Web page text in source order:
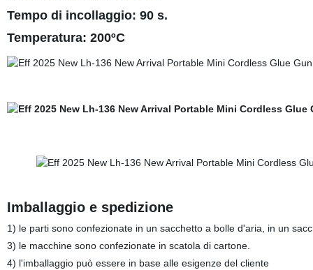
Tempo di incollaggio: 90 s.
Temperatura: 200ºC
Imballaggio e spedizione
1) le parti sono confezionate in un sacchetto a bolle d'aria, in un
3) le macchine sono confezionate in scatola di cartone.
4) l'imballaggio può essere in base alle esigenze del cliente